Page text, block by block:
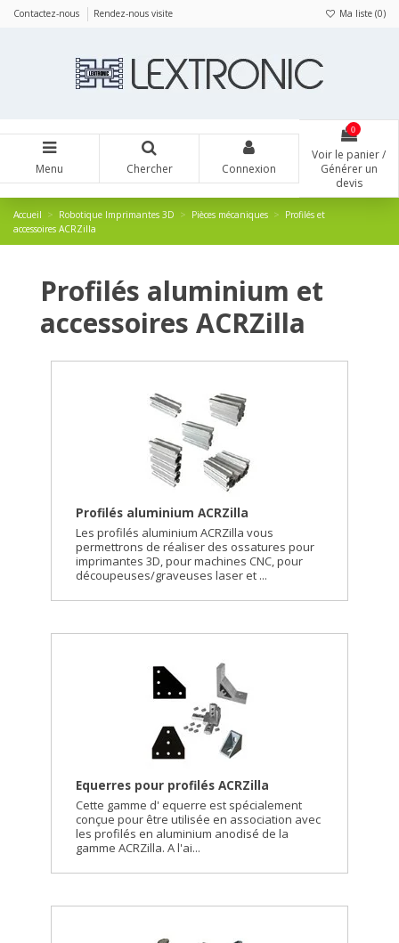
Contactez-nous Rendez-nous visite Ma liste (0)
Menu Chercher Connexion
0
Voir le panier /
Générer un
devis
Accueil Robotique Imprimantes 3D Pièces mécaniques
Profilés et
accessoires ACRZilla
Profilés aluminium et
accessoires ACRZilla
Profilés aluminium ACRZilla
Les profilés aluminium ACRZilla vous
permettrons de réaliser des ossatures pour
imprimantes 3D, pour machines CNC, pour
découpeuses/graveuses laser et ...
Equerres pour profilés ACRZilla
Cette gamme d' equerre est spécialement
conçue pour être utilisée en association avec
les profilés en aluminium anodisé de la
gamme ACRZilla. A l'ai...
Panneau de gestion des cookies